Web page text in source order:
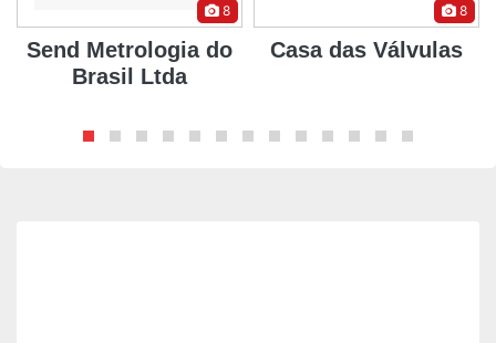
8
Send Metrologia do
Brasil Ltda
8
Casa das Válvulas